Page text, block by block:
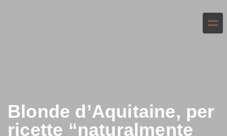
Blonde d’Aquitaine, per
ricette “naturalmente